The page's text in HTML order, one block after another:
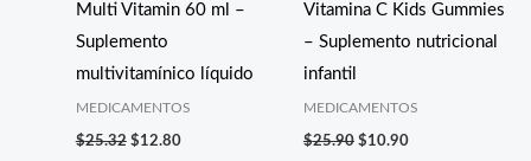
Multi Vitamin 60 ml –
Suplemento
multivitamínico líquido
MEDICAMENTOS
$25.32 $12.80
Vitamina C Kids Gummies
– Suplemento nutricional
infantil
MEDICAMENTOS
$25.90 $10.90